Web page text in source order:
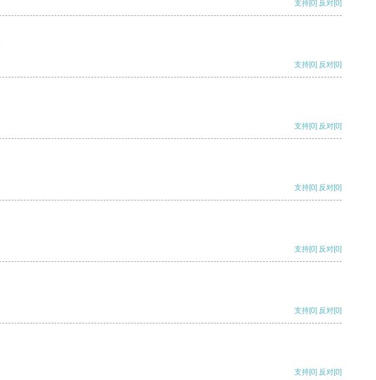
支持[0] 反对[0]
支持[0] 反对[0]
支持[0] 反对[0]
支持[0] 反对[0]
支持[0] 反对[0]
支持[0] 反对[0]
支持[0] 反对[0]